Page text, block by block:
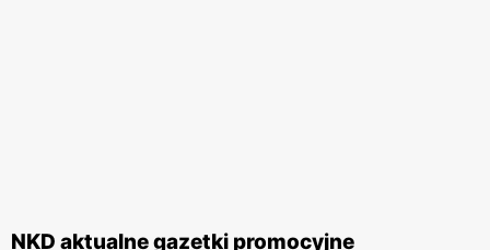
NKD aktualne gazetki promocyjne